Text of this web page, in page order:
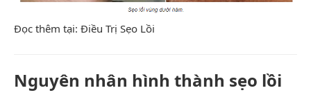
Đọc thêm tại: Điều Trị Sẹo Lồi
Nguyên nhân hình thành sẹo lồi